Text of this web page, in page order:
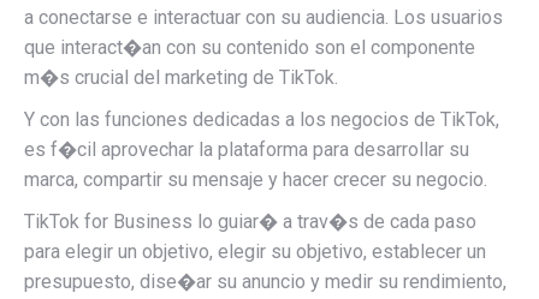
a conectarse e interactuar con su audiencia. Los usuarios
que interact�an con su contenido son el componente
m�s crucial del marketing de TikTok.
Y con las funciones dedicadas a los negocios de TikTok,
es f�cil aprovechar la plataforma para desarrollar su
marca, compartir su mensaje y hacer crecer su negocio.
TikTok for Business lo guiar� a trav�s de cada paso
para elegir un objetivo, elegir su objetivo, establecer un
presupuesto, dise�ar su anuncio y medir su rendimiento,